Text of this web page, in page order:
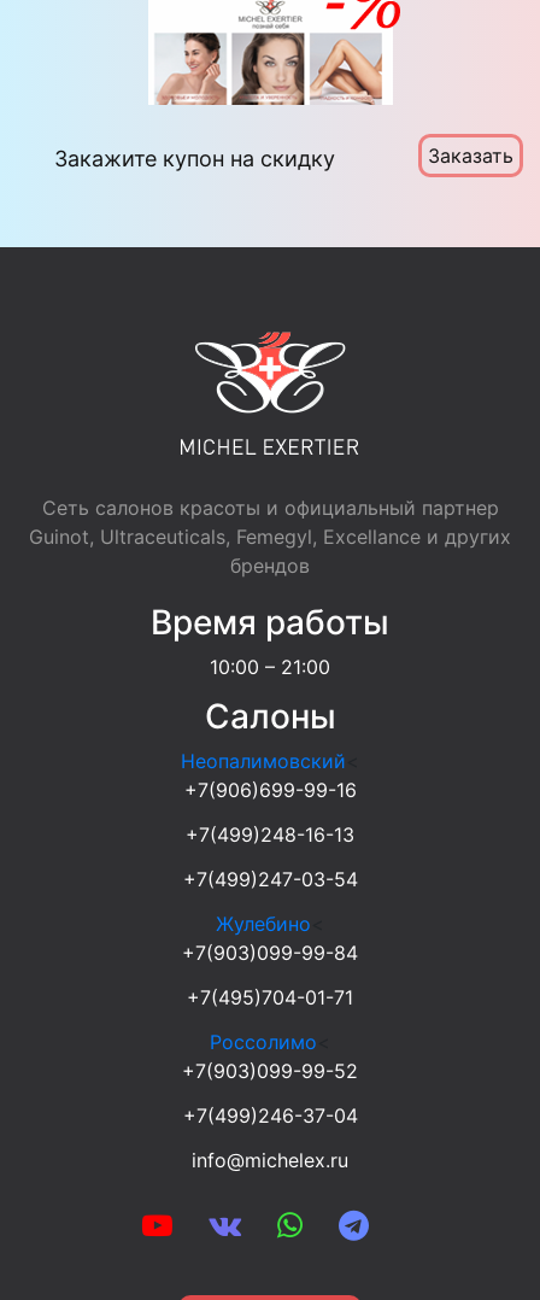
Закажите купон на скидку Заказать
Сеть салонов красоты и официальный партнер
Guinot, Ultraceuticals, Femegyl, Excellance и других
брендов
Время работы
10:00 – 21:00
Салоны
Неопалимовский
+7(906)699-99-16
+7(499)248-16-13
+7(499)247-03-54
Жулебино
+7(903)099-99-84
+7(495)704-01-71
Россолимо
+7(903)099-99-52
+7(499)246-37-04
info@michelex.ru